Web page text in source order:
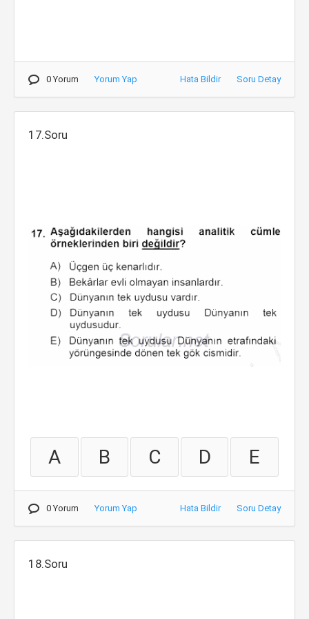
0 Yorum Yorum Yap Hata Bildir Soru Detay
17.Soru
A B C D E
0 Yorum Yorum Yap Hata Bildir Soru Detay
18.Soru